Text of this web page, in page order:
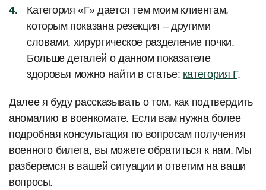
Категория «Г» дается тем моим клиентам,
которым показана резекция – другими
словами, хирургическое разделение почки.
Больше деталей о данном показателе
здоровья можно найти в статье: категория Г.
Далее я буду рассказывать о том, как подтвердить
аномалию в военкомате. Если вам нужна более
подробная консультация по вопросам получения
военного билета, вы можете обратиться к нам. Мы
разберемся в вашей ситуации и ответим на ваши
вопросы.